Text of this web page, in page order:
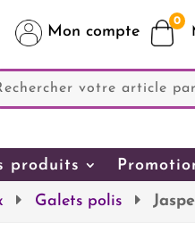
Mon compte
0
produits
Galets polis